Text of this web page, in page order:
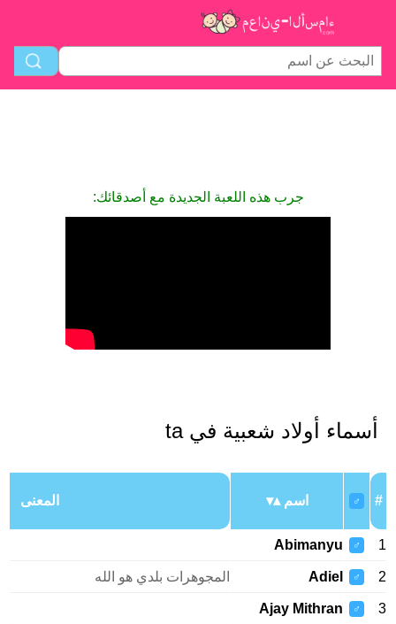
جرب هذه اللعبة الجديدة مع أصدقائك:
أسماء أولاد شعبية في ta
#
♂ اسم المعنى
1
♂
Abimanyu
2
♂
Adiel المجوهرات بلدي هو الله
3
♂
Ajay Mithran